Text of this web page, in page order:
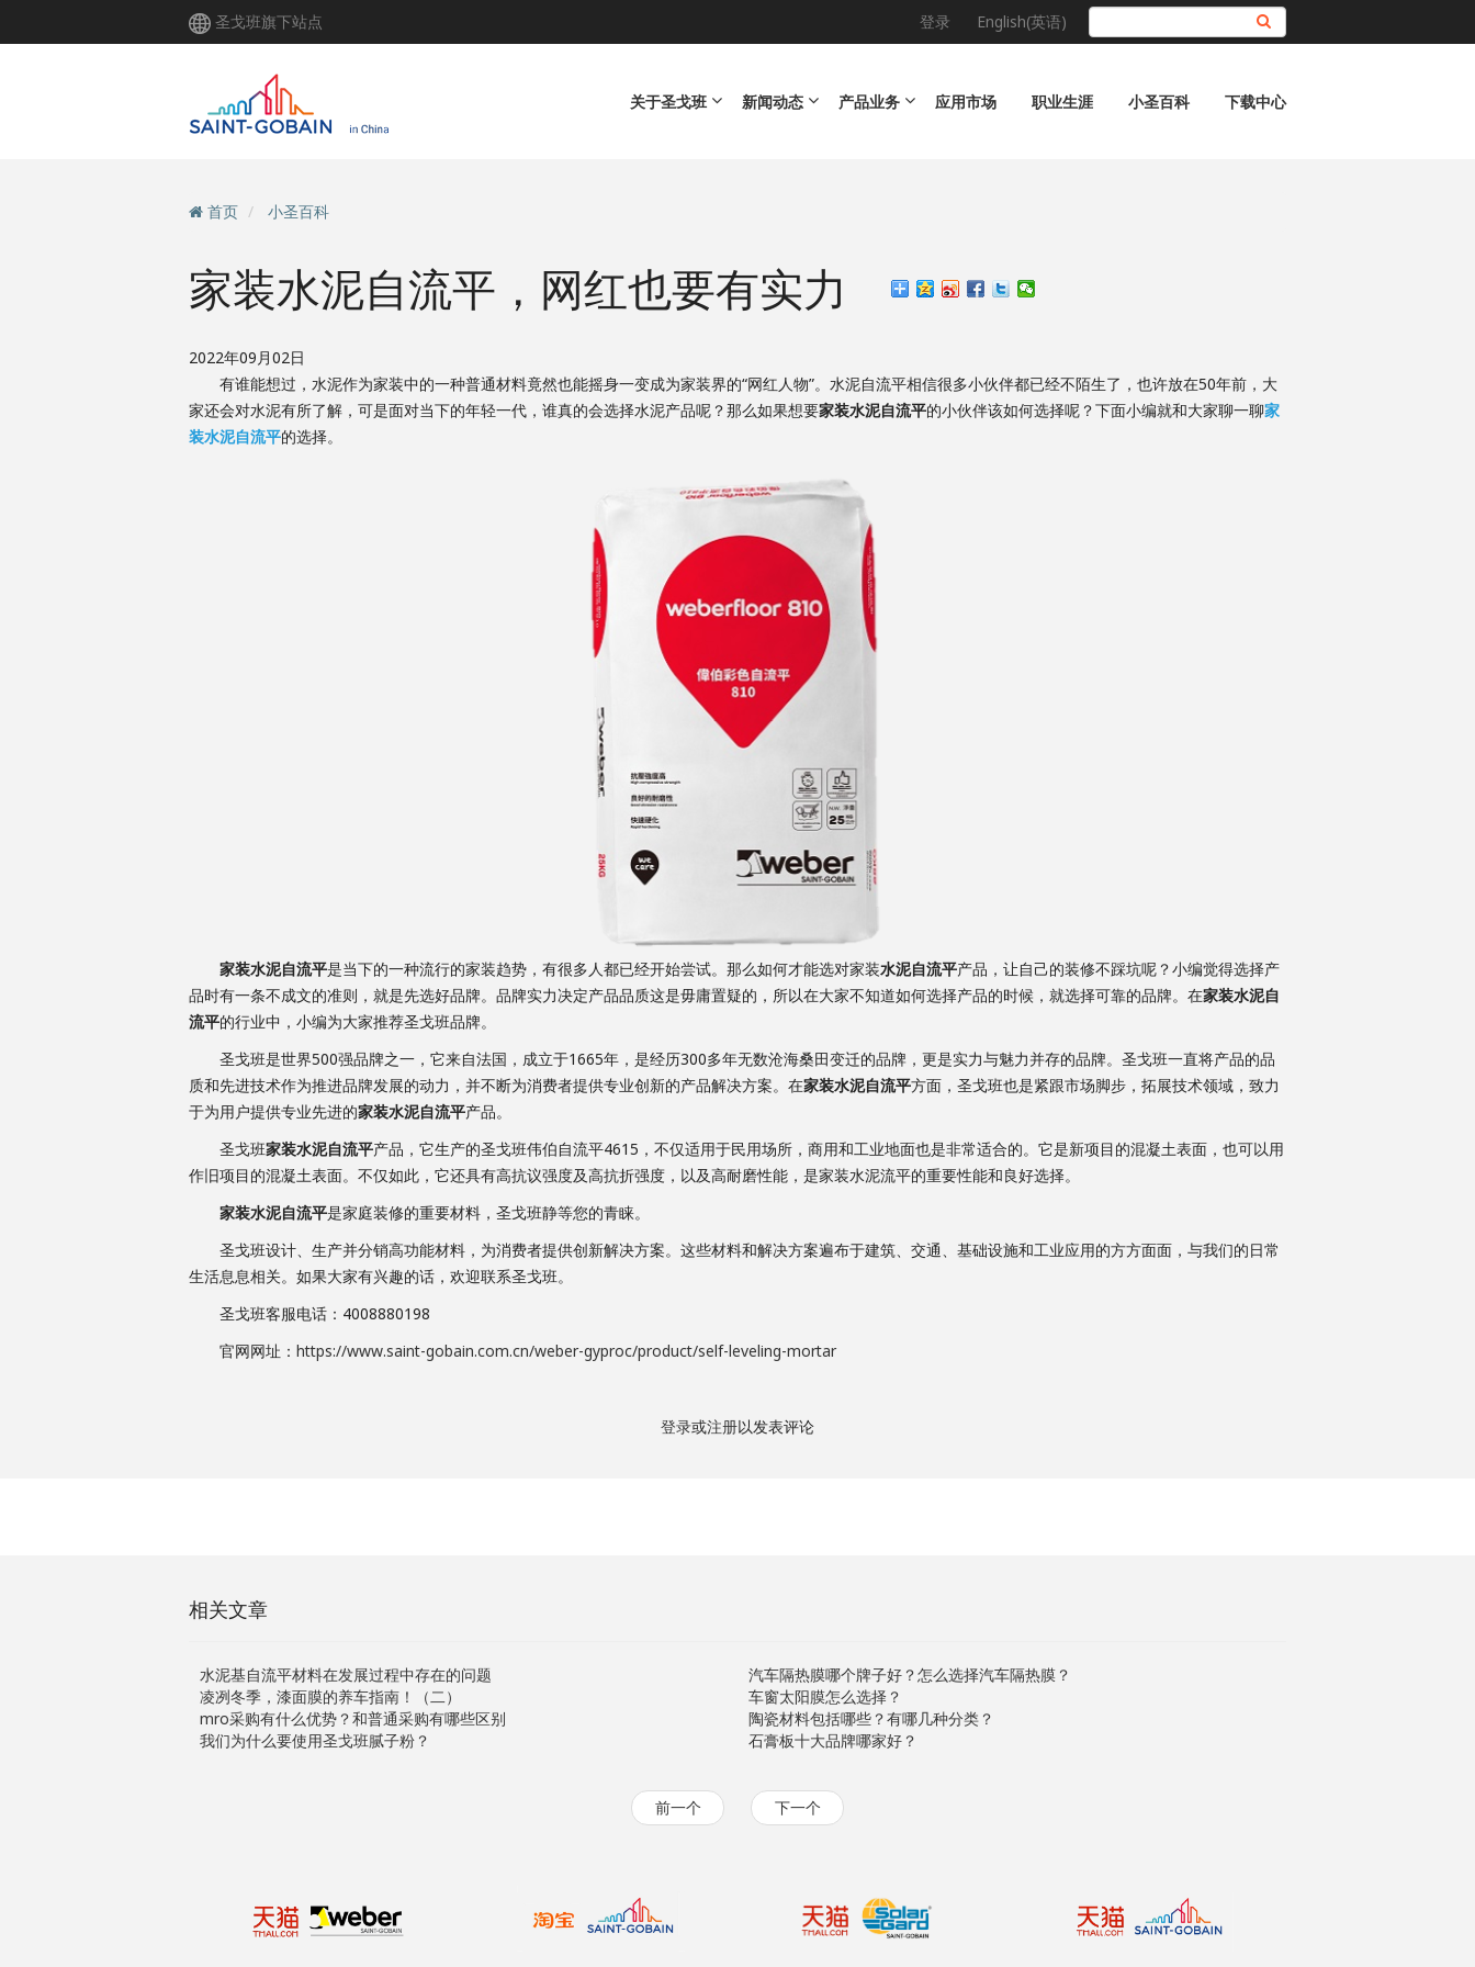
圣戈班旗下站点 登录 English(英语)
关于圣戈班 新闻动态 产品业务 应用市场 职业生涯 小圣百科 下载中心
首页 小圣百科
家装水泥自流平，网红也要有实力
2022年09月02日
有谁能想过，水泥作为家装中的一种普通材料竟然也能摇身一变成为家装界的“网红人物”。水泥自流平相信很多小伙伴都已经不陌生了，也许放在50年前，大
家还会对水泥有所了解，可是面对当下的年轻一代，谁真的会选择水泥产品呢？那么如果想要家装水泥自流平的小伙伴该如何选择呢？下面小编就和大家聊一聊家
装水泥自流平的选择。
家装水泥自流平是当下的一种流行的家装趋势，有很多人都已经开始尝试。那么如何才能选对家装水泥自流平产品，让自己的装修不踩坑呢？小编觉得选择产
品时有一条不成文的准则，就是先选好品牌。品牌实力决定产品品质这是毋庸置疑的，所以在大家不知道如何选择产品的时候，就选择可靠的品牌。在家装水泥自
流平的行业中，小编为大家推荐圣戈班品牌。
圣戈班是世界500强品牌之一，它来自法国，成立于1665年，是经历300多年无数沧海桑田变迁的品牌，更是实力与魅力并存的品牌。圣戈班一直将产品的品
质和先进技术作为推进品牌发展的动力，并不断为消费者提供专业创新的产品解决方案。在家装水泥自流平方面，圣戈班也是紧跟市场脚步，拓展技术领域，致力
于为用户提供专业先进的家装水泥自流平产品。
圣戈班家装水泥自流平产品，它生产的圣戈班伟伯自流平4615，不仅适用于民用场所，商用和工业地面也是非常适合的。它是新项目的混凝土表面，也可以用
作旧项目的混凝土表面。不仅如此，它还具有高抗议强度及高抗折强度，以及高耐磨性能，是家装水泥流平的重要性能和良好选择。
家装水泥自流平是家庭装修的重要材料，圣戈班静等您的青睐。
圣戈班设计、生产并分销高功能材料，为消费者提供创新解决方案。这些材料和解决方案遍布于建筑、交通、基础设施和工业应用的方方面面，与我们的日常
生活息息相关。如果大家有兴趣的话，欢迎联系圣戈班。
圣戈班客服电话：4008880198
官网网址： https://www.saint-gobain.com.cn/weber-gyproc/product/self-leveling-mortar
登录或注册以发表评论
相关文章
水泥基自流平材料在发展过程中存在的问题
凌冽冬季，漆面膜的养车指南！（二）
mro采购有什么优势？和普通采购有哪些区别
我们为什么要使用圣戈班腻子粉？
汽车隔热膜哪个牌子好？怎么选择汽车隔热膜？
车窗太阳膜怎么选择？
陶瓷材料包括哪些？有哪几种分类？
石膏板十大品牌哪家好？
前一个 下一个